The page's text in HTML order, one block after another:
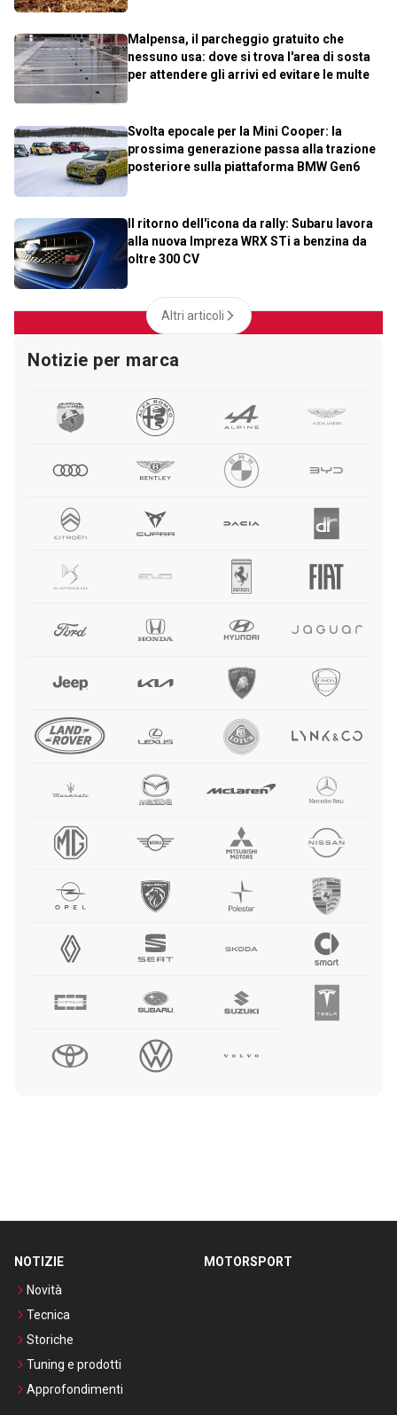
Malpensa, il parcheggio gratuito che
nessuno usa: dove si trova l'area di sosta
per attendere gli arrivi ed evitare le multe
Svolta epocale per la Mini Cooper: la
prossima generazione passa alla trazione
posteriore sulla piattaforma BMW Gen6
Il ritorno dell'icona da rally: Subaru lavora
alla nuova Impreza WRX STi a benzina da
oltre 300 CV
Altri articoli
Notizie per marca
NOTIZIE
Novità
Tecnica
Storiche
Tuning e prodotti
Approfondimenti
MOTORSPORT